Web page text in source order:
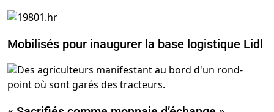
Mobilisés pour inaugurer la base logistique Lidl